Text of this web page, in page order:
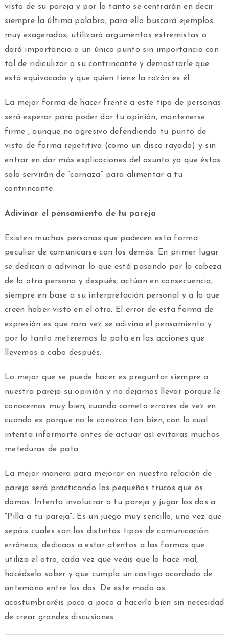
vista de su pareja y por lo tanto se centrarán en decir
siempre la última palabra, para ello buscará ejemplos
muy exagerados, utilizará argumentos extremistas o
dará importancia a un único punto sin importancia con
tal de ridiculizar a su contrincante y demostrarle que
está equivocado y que quien tiene la razón es él.
La mejor forma de hacer frente a este tipo de personas
será esperar para poder dar tu opinión, mantenerse
firme , aunque no agresivo defendiendo tu punto de
vista de forma repetitiva (como un disco rayado) y sin
entrar en dar más explicaciones del asunto ya que éstas
solo servirán de “carnaza” para alimentar a tu
contrincante.
Adivinar el pensamiento de tu pareja
Existen muchas personas que padecen esta forma
peculiar de comunicarse con los demás. En primer lugar
se dedican a adivinar lo que está pasando por la cabeza
de la otra persona y después, actúan en consecuencia,
siempre en base a su interpretación personal y a lo que
creen haber visto en el otro. El error de esta forma de
expresión es que rara vez se adivina el pensamiento y
por lo tanto meteremos la pata en las acciones que
llevemos a cabo después.
Lo mejor que se puede hacer es preguntar siempre a
nuestra pareja su opinión y no dejarnos llevar porque le
conocemos muy bien; cuando cometo errores de vez en
cuando es porque no le conozco tan bien, con lo cual
intenta informarte antes de actuar así evitaras muchas
meteduras de pata.
La mejor manera para mejorar en nuestra relación de
pareja será practicando los pequeños trucos que os
damos. Intenta involucrar a tu pareja y jugar los dos a
“Pilla a tu pareja”. Es un juego muy sencillo, una vez que
sepáis cuales son los distintos tipos de comunicación
erróneos, dedicaos a estar atentos a las formas que
utiliza el otro, cada vez que veáis que lo hace mal,
hacédselo saber y que cumpla un castigo acordado de
antemano entre los dos. De este modo os
acostumbraréis poco a poco a hacerlo bien sin necesidad
de crear grandes discusiones.